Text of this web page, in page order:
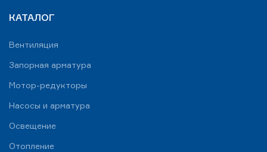
КАТАЛОГ
Вентиляция
Запорная арматура
Мотор-редукторы
Насосы и арматура
Освещение
Отопление